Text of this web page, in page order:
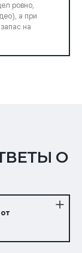
ровно,
а при
на
О